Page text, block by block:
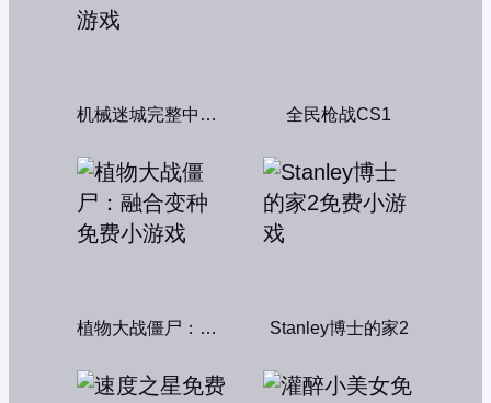
机械迷城完整中文版 全民枪战CS1
植物大战僵尸：融合变种 Stanley博士的家2